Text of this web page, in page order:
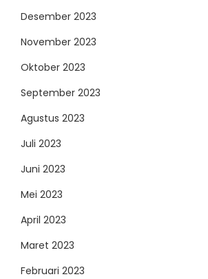
Desember 2023
November 2023
Oktober 2023
September 2023
Agustus 2023
Juli 2023
Juni 2023
Mei 2023
April 2023
Maret 2023
Februari 2023